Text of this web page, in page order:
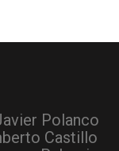
Polanco
Castillo